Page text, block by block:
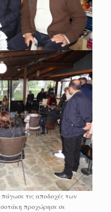
τις αποδοχές των
προχώρησε σε